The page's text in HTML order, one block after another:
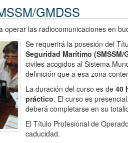
GMDSS
operar las radiocomunicaciones en
Se requerirá la posesión del
Seguridad Marítimo (SMSSM/
civiles acogidos al Sistema
definición que a esa zona
La duración del curso es de 40
práctico. El curso es
deberá completarse en su
El Título Profesional de
caducidad.